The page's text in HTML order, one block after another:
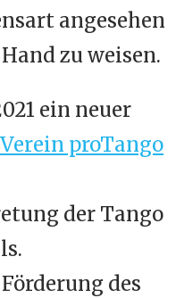
angesehen
zu weisen.
ein neuer
Verein proTango
der Tango
des